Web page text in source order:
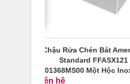
Chậu Rửa Chén Bát
Standard FFASX121
101368MS00 Một Hộc
Liên hệ